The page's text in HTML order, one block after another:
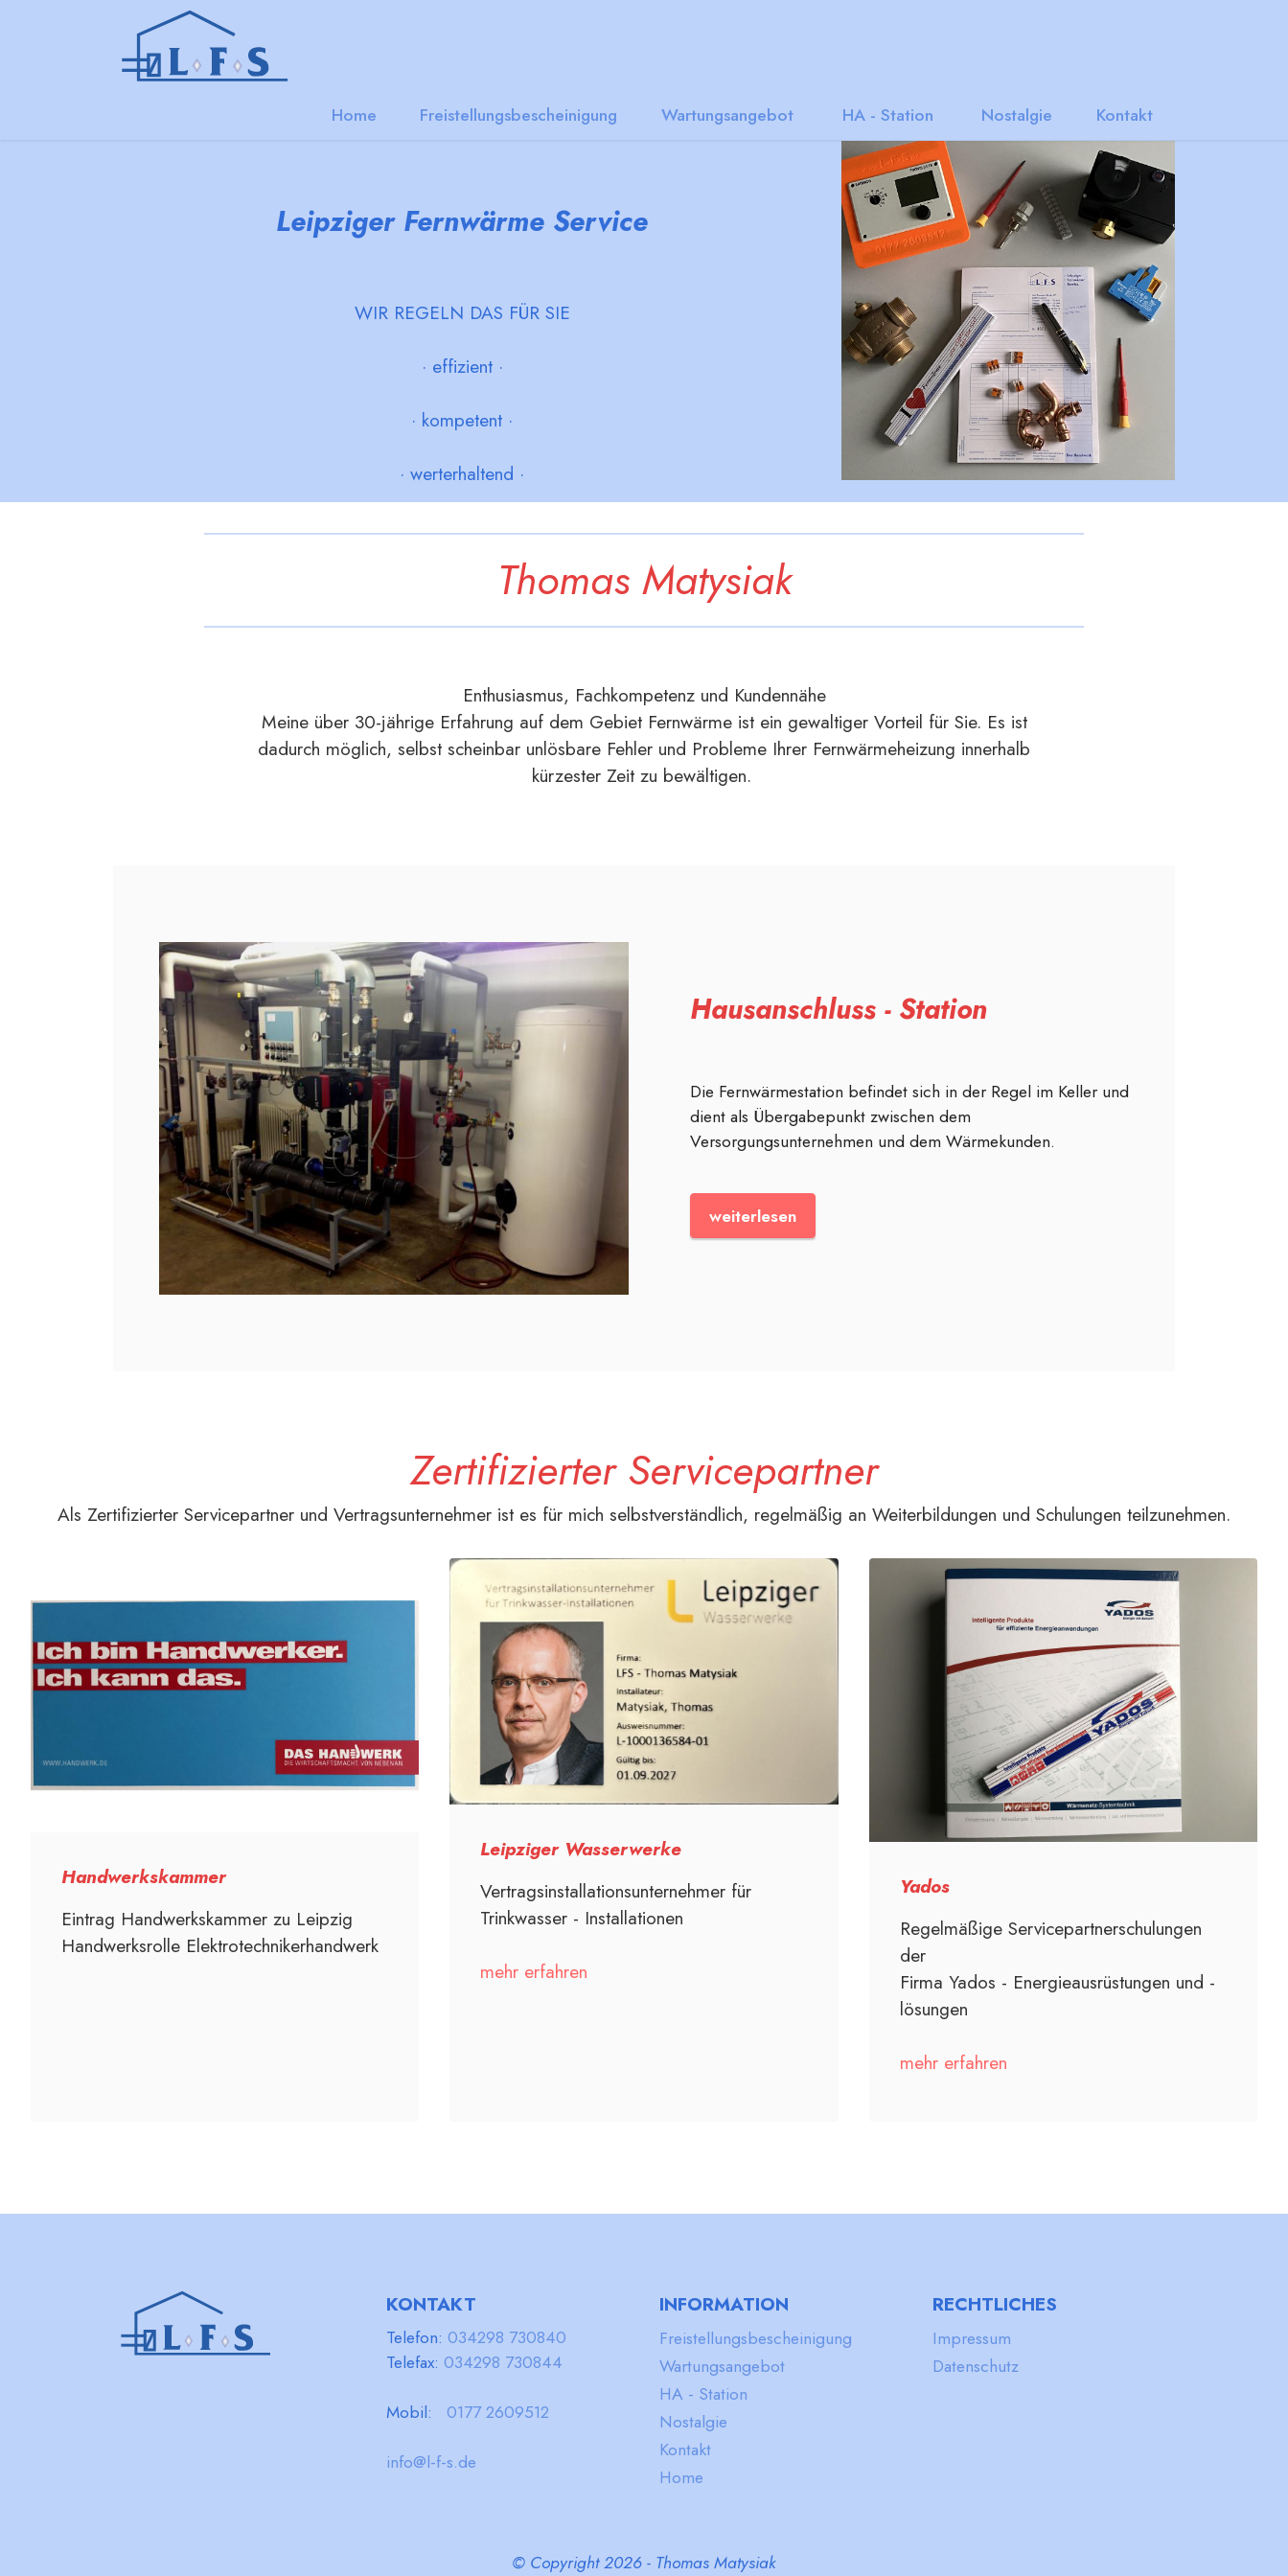
Home Freistellungsbescheinigung Wartungsangebot HA - Station Nostalgie Kontakt
Leipziger Fernwärme Service
WIR REGELN DAS FÜR SIE
· effizient ·
· kompetent ·
· werterhaltend ·
Thomas Matysiak
Enthusiasmus, Fachkompetenz und Kundennähe
Meine über 30-jährige Erfahrung auf dem Gebiet Fernwärme ist ein gewaltiger Vorteil für Sie. Es ist
dadurch möglich, selbst scheinbar unlösbare Fehler und Probleme Ihrer Fernwärmeheizung innerhalb
kürzester Zeit zu bewältigen.
Hausanschluss - Station
Die Fernwärmestation befindet sich in der Regel im Keller und
dient als Übergabepunkt zwischen dem
Versorgungsunternehmen und dem Wärmekunden.
weiterlesen
Zertifizierter Servicepartner
Als Zertifizierter Servicepartner und Vertragsunternehmer ist es für mich selbstverständlich, regelmäßig an Weiterbildungen und Schulungen teilzunehmen.
Handwerkskammer
Eintrag Handwerkskammer zu Leipzig
Handwerksrolle Elektrotechnikerhandwerk
Leipziger Wasserwerke
Vertragsinstallationsunternehmer für
Trinkwasser - Installationen
mehr erfahren
Yados
Regelmäßige Servicepartnerschulungen
der
Firma Yados - Energieausrüstungen und -
lösungen
mehr erfahren
KONTAKT
Telefon: 034298 730840
Telefax: 034298 730844
Mobil: 0177 2609512
info@l-f-s.de
INFORMATION
Freistellungsbescheinigung
Wartungsangebot
HA - Station
Nostalgie
Kontakt
Home
RECHTLICHES
Impressum
Datenschutz
© Copyright 2026 - Thomas Matysiak